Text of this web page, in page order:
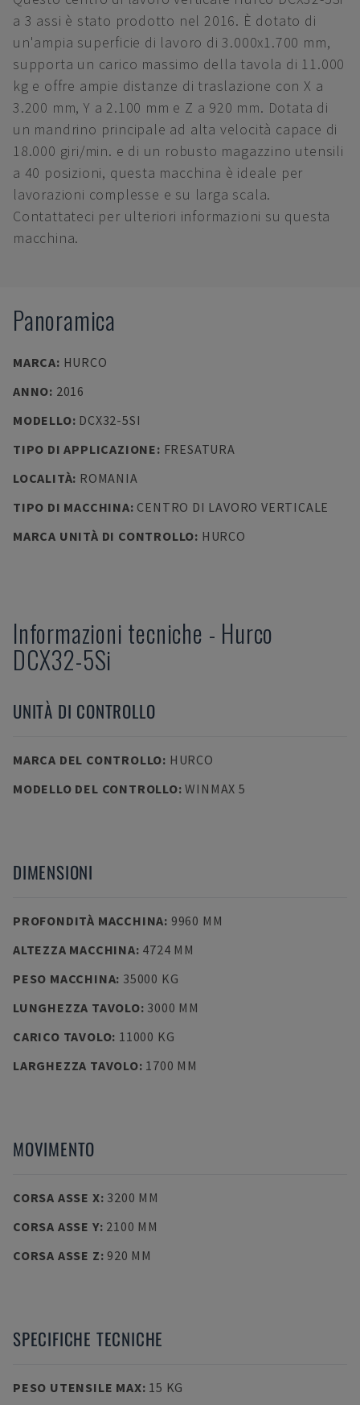
a 3 assi è stato prodotto nel 2016. È dotato di
un'ampia superficie di lavoro di 3.000x1.700 mm,
supporta un carico massimo della tavola di 11.000
kg e offre ampie distanze di traslazione con X a
3.200 mm, Y a 2.100 mm e Z a 920 mm. Dotata di
un mandrino principale ad alta velocità capace di
18.000 giri/min. e di un robusto magazzino utensili
a 40 posizioni, questa macchina è ideale per
lavorazioni complesse e su larga scala.
Contattateci per ulteriori informazioni su questa
macchina.
Panoramica
MARCA: HURCO
ANNO: 2016
MODELLO: DCX32-5SI
TIPO DI APPLICAZIONE: FRESATURA
LOCALITÀ: ROMANIA
TIPO DI MACCHINA: CENTRO DI LAVORO VERTICALE
MARCA UNITÀ DI CONTROLLO: HURCO
Informazioni tecniche - Hurco
DCX32-5Si
UNITÀ DI CONTROLLO
MARCA DEL CONTROLLO: HURCO
MODELLO DEL CONTROLLO:WINMAX 5
DIMENSIONI
PROFONDITÀ MACCHINA: 9960 MM
ALTEZZA MACCHINA: 4724 MM
PESO MACCHINA: 35000 KG
LUNGHEZZA TAVOLO: 3000 MM
CARICO TAVOLO: 11000 KG
LARGHEZZA TAVOLO: 1700 MM
MOVIMENTO
CORSA ASSE X: 3200 MM
CORSA ASSE Y: 2100 MM
CORSA ASSE Z: 920 MM
SPECIFICHE TECNICHE
PESO UTENSILE MAX: 15 KG